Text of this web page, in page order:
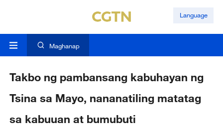
Language
Maghanap
Takbo ng pambansang kabuhayan ng
Tsina sa Mayo, nananatiling matatag
sa kabuuan at bumubuti